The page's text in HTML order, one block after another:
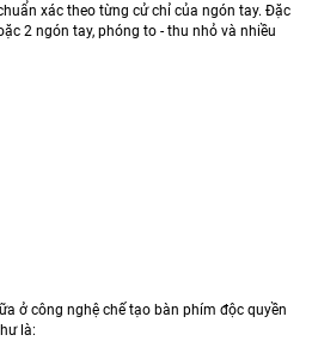
xác theo từng cử chỉ của ngón tay. Đặc
2 ngón tay, phóng to - thu nhỏ và nhiều
ở công nghệ chế tạo bàn phím độc quyền
là: